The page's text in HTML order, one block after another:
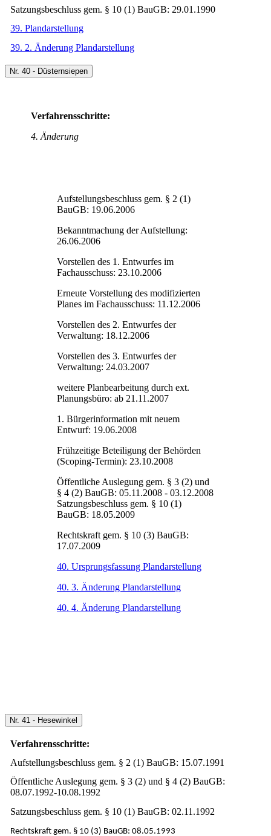
Satzungsbeschluss gem. § 10 (1) BauGB: 29.01.1990
39. Plandarstellung
39. 2. Änderung Plandarstellung
Nr. 40 - Düsternsiepen
Verfahrensschritte:
4. Änderung
Aufstellungsbeschluss gem. § 2 (1)
BauGB: 19.06.2006
Bekanntmachung der Aufstellung:
26.06.2006
Vorstellen des 1. Entwurfes im
Fachausschuss: 23.10.2006
Erneute Vorstellung des modifizierten
Planes im Fachausschuss: 11.12.2006
Vorstellen des 2. Entwurfes der
Verwaltung: 18.12.2006
Vorstellen des 3. Entwurfes der
Verwaltung: 24.03.2007
weitere Planbearbeitung durch ext.
Planungsbüro: ab 21.11.2007
1. Bürgerinformation mit neuem
Entwurf: 19.06.2008
Frühzeitige Beteiligung der Behörden
(Scoping-Termin): 23.10.2008
Öffentliche Auslegung gem. § 3 (2) und
§ 4 (2) BauGB: 05.11.2008 - 03.12.2008
Satzungsbeschluss gem. § 10 (1)
BauGB: 18.05.2009
Rechtskraft gem. § 10 (3) BauGB:
17.07.2009
40. Ursprungsfassung Plandarstellung
40. 3. Änderung Plandarstellung
40. 4. Änderung Plandarstellung
Nr. 41 - Hesewinkel
Verfahrensschritte:
Aufstellungsbeschluss gem. § 2 (1) BauGB: 15.07.1991
Öffentliche Auslegung gem. § 3 (2) und § 4 (2) BauGB:
08.07.1992-10.08.1992
Satzungsbeschluss gem. § 10 (1) BauGB: 02.11.1992
Rechtskraft gem. § 10 (3) BauGB: 08.05.1993